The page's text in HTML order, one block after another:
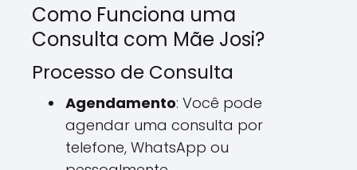
Como Funciona uma
Consulta com Mãe Josi?
Processo de Consulta
Agendamento: Você pode
agendar uma consulta por
telefone, WhatsApp ou